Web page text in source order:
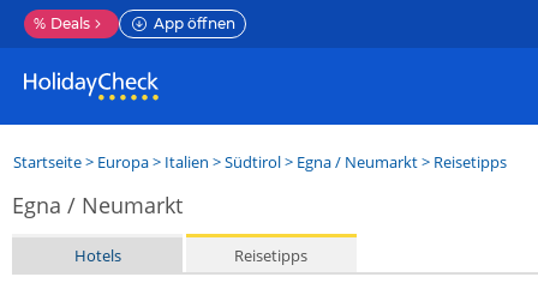
% Deals App öffnen
Startseite> Europa> Italien >Südtirol> Egna / Neumarkt> Reisetipps
Egna / Neumarkt
Hotels Reisetipps